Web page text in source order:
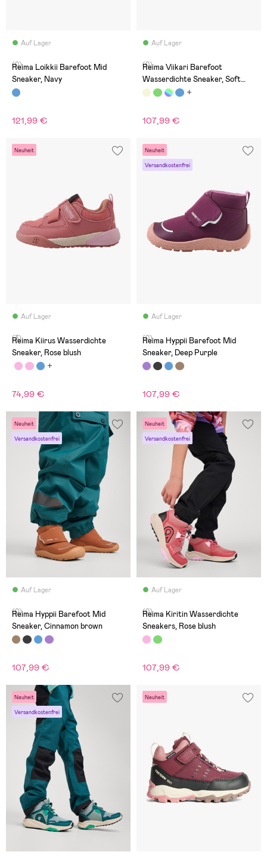
Auf Lager
(0)
Reima Loikkii Barefoot Mid
Sneaker, Navy
121,99 €
Auf Lager
(0)
Reima Viikari Barefoot
Wasserdichte Sneaker, Soft
Black
107,99 €
Neuheit
Auf Lager
(3)
Reima Kiirus Wasserdichte
Sneaker, Rose blush
74,99 €
Neuheit
Versandkostenfrei
Auf Lager
(0)
Reima Hyppii Barefoot Mid
Sneaker, Deep Purple
107,99 €
Neuheit
Versandkostenfrei
Auf Lager
(0)
Reima Hyppii Barefoot Mid
Sneaker, Cinnamon brown
107,99 €
Neuheit
Versandkostenfrei
Auf Lager
(0)
Reima Kiritin Wasserdichte
Sneakers, Rose blush
107,99 €
Neuheit
Versandkostenfrei
Neuheit